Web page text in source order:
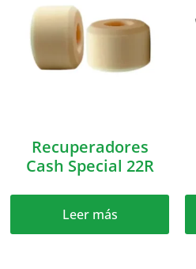
Recuperadores
Cash Special 22R
Leer más